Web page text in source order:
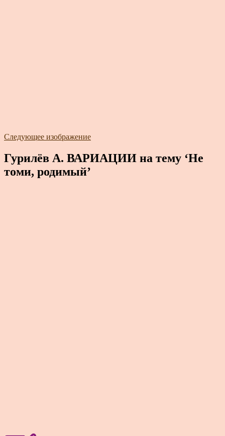
Следующее изображение
Гурилёв А. ВАРИАЦИИ на тему ‘Не
томи, родимый’